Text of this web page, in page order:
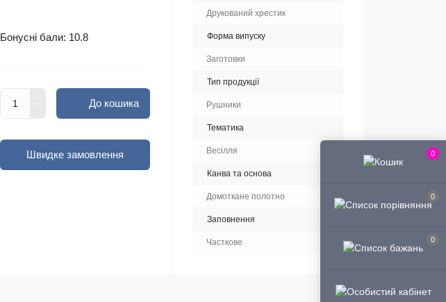
0
0
0
Бонусні бали: 10.8
До кошика
Швидке замовлення
Друкований хрестик
Форма випуску
Заготовки
Тип продукції
Рушники
Тематика
Весілля
Канва та основа
Домоткане полотно
Заповнення
Часткове